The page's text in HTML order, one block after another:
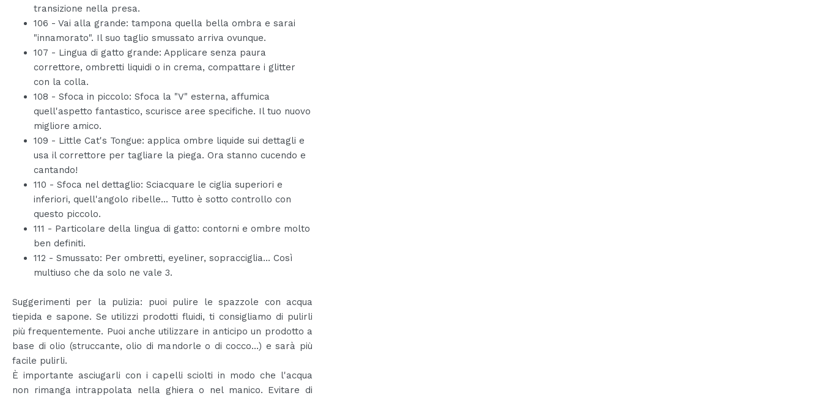
transizione nella presa.
106 - Vai alla grande: tampona quella bella ombra e sarai
"innamorato". Il suo taglio smussato arriva ovunque.
107 - Lingua di gatto grande: Applicare senza paura
correttore, ombretti liquidi o in crema, compattare i glitter
con la colla.
108 - Sfoca in piccolo: Sfoca la "V" esterna, affumica
quell'aspetto fantastico, scurisce aree specifiche. Il tuo nuovo
migliore amico.
109 - Little Cat's Tongue: applica ombre liquide sui dettagli e
usa il correttore per tagliare la piega. Ora stanno cucendo e
cantando!
110 - Sfoca nel dettaglio: Sciacquare le ciglia superiori e
inferiori, quell'angolo ribelle... Tutto è sotto controllo con
questo piccolo.
111 - Particolare della lingua di gatto: contorni e ombre molto
ben definiti.
112 - Smussato: Per ombretti, eyeliner, sopracciglia... Così
multiuso che da solo ne vale 3.
Suggerimenti per la pulizia: puoi pulire le spazzole con acqua
tiepida e sapone. Se utilizzi prodotti fluidi, ti consigliamo di pulirli
più frequentemente. Puoi anche utilizzare in anticipo un prodotto a
base di olio (struccante, olio di mandorle o di cocco...) e sarà più
facile pulirli.
È importante asciugarli con i capelli sciolti in modo che l'acqua
non rimanga intrappolata nella ghiera o nel manico. Evitare di